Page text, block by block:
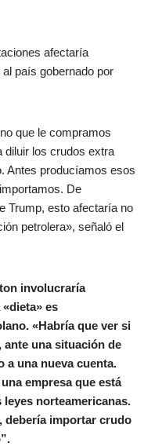
afectaría
país gobernado por
que le compramos
diluir los crudos extra
Antes producíamos esos
De
Trump, esto afectaría no
petrolera», señaló el
involucraría
es
«Habría que ver si
ante una situación de
a una nueva cuenta.
empresa que está
norteamericanas.
debería importar crudo